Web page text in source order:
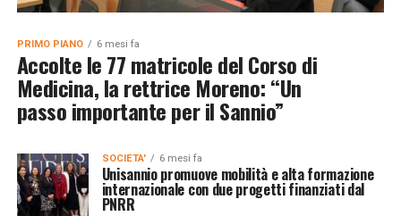
PRIMO PIANO 6 mesi fa
Accolte le 77 matricole del Corso di
Medicina, la rettrice Moreno: “Un
passo importante per il Sannio”
SOCIETA' 6 mesi fa
Unisannio promuove mobilità e alta formazione
internazionale con due progetti finanziati dal
PNRR